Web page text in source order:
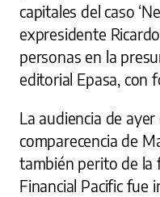
capitales del caso
expresidente
personas en la
editorial Epasa, con
La audiencia de
comparecencia de
también perito de la
Financial Pacific fue